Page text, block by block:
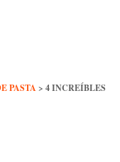
PASTA > 4 INCREÍBLES